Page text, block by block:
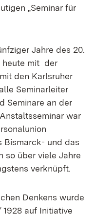
„Seminar für
Jahre des 20.
heute mit der
den Karlsruher
Seminarleiter
Seminare an der
war
Bismarck- und das
so über viele Jahre
verknüpft.
Denkens wurde
1928 auf Initiative